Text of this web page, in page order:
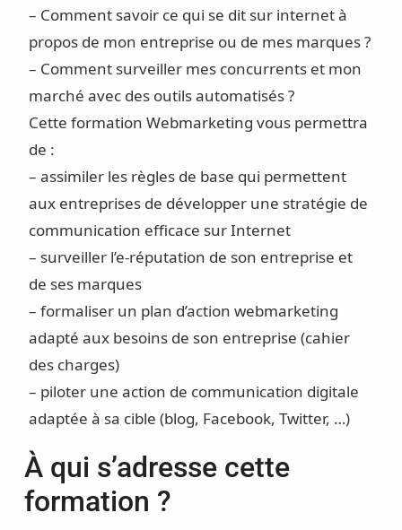
– Comment savoir ce qui se dit sur internet à
propos de mon entreprise ou de mes marques ?
– Comment surveiller mes concurrents et mon
marché avec des outils automatisés ?
Cette formation Webmarketing vous permettra
de :
– assimiler les règles de base qui permettent
aux entreprises de développer une stratégie de
communication efficace sur Internet
– surveiller l’e-réputation de son entreprise et
de ses marques
– formaliser un plan d’action webmarketing
adapté aux besoins de son entreprise (cahier
des charges)
– piloter une action de communication digitale
adaptée à sa cible (blog, Facebook, Twitter, …)
À qui s’adresse cette
formation ?